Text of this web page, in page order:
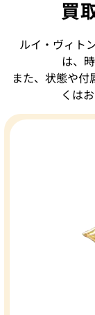
買
ルイ・ヴィト
は、
また、状態や付
くは